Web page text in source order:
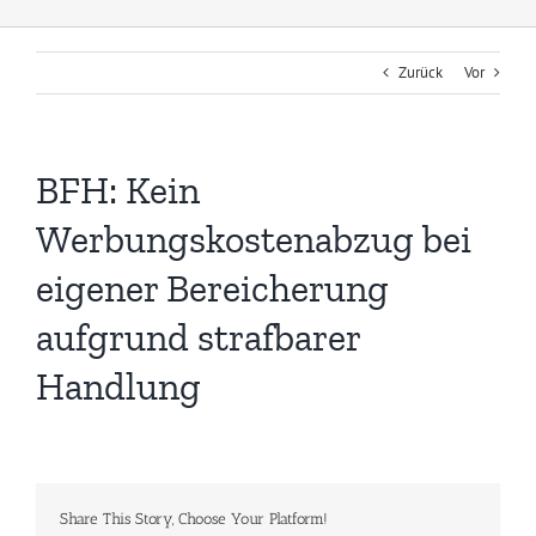
Zurück Vor
BFH: Kein
Werbungskostenabzug bei
eigener Bereicherung
aufgrund strafbarer
Handlung
Share This Story, Choose Your Platform!